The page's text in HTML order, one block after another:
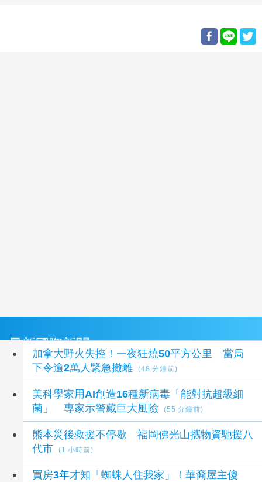
最新國際新聞
加拿大野火失控！一夜狂燒50平方公里 當局
下令逾2萬人緊急撤離
(48 分鐘前)
美科學家用AI創造16種新病毒「能對抗超級細
菌」 專家示警藏巨大風險
(55 分鐘前)
熊本災後救援不停歇 福岡佛光山攜物資馳援八
代市
(1 小時前)
買房3年才知「蜘蛛人住我家」！華裔屋主傻